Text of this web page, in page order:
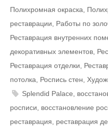
Полихромная окраска
реставрации
Работы по
Реставрация внутренних
декоративных элементов
Реставрация отделки
потолка
Роспись стен
Splendid Palace
росписи
восстановление
реставрация
реставрация